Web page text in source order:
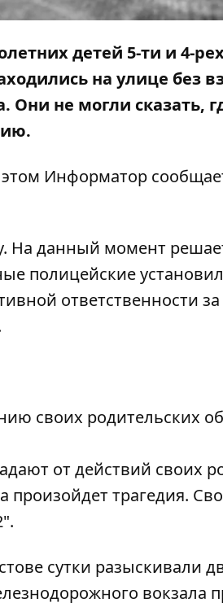
детей 5-ти и 4-
на улице без
не могли сказать,
Информатор
На данный момент
полицейские
ответственности
своих родительских
от действий своих
произойдет трагедия.
сутки разыскивали
вокзала